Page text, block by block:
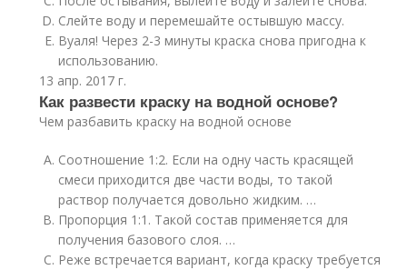
Слейте воду и перемешайте остывшую массу.
Вуаля! Через 2-3 минуты краска снова пригодна к
использованию.
13 апр. 2017 г.
Как развести краску на водной основе?
Чем разбавить краску на водной основе
Соотношение 1:2. Если на одну часть красящей
смеси приходится две части воды, то такой
раствор получается довольно жидким. …
Пропорция 1:1. Такой состав применяется для
получения базового слоя. …
Реже встречается вариант, когда краску требуется